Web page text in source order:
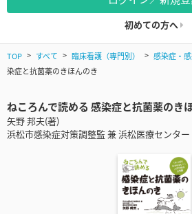
初めての方へ
TOP すべて 臨床看護（専門別） 感染症・
染症と抗菌薬のきほんのき
ねころんで読める 感染症と抗菌薬のき
矢野 邦夫(著)
浜松市感染症対策調整監 兼 浜松医療センタ